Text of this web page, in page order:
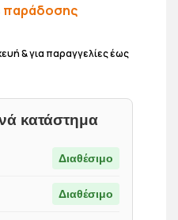
παράδοσης
& για παραγγελίες έως
κατάστημα
Διαθέσιμο
Διαθέσιμο